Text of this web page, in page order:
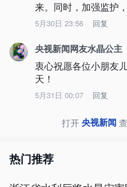
来。同时，加强监护
5月30日 23:56 回复
央视新闻网友水晶公主
衷心祝愿各位小朋友
天！
5月31日 00:07 回复
打开央视新闻
热门推荐